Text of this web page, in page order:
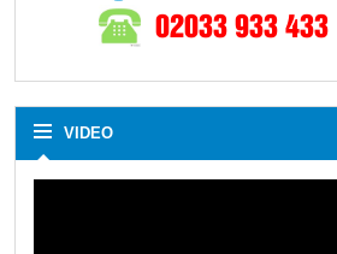
02033 933 433
VIDEO